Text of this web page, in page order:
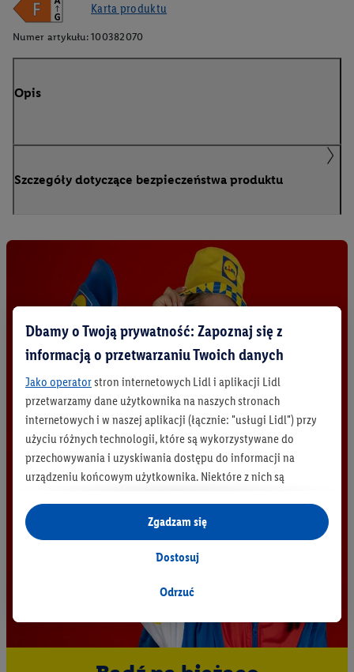
Karta produktu
Numer artykułu: 100382070
Opis
Szczegóły dotyczące bezpieczeństwa produktu
Dbamy o Twoją prywatność: Zapoznaj się z
informacją o przetwarzaniu Twoich danych
Jako operatorstron internetowych Lidl i aplikacji Lidl
przetwarzamy dane użytkownika na naszych stronach
internetowych i w naszej aplikacji (łącznie: "usługi Lidl") przy
użyciu różnych technologii, które są wykorzystywane do
przechowywania i uzyskiwania dostępu do informacji na
urządzeniu końcowym użytkownika. Niektóre z nich są
są za zgodą użytkownika - również przez partnerów (
jako odrębnych
administratorów lub współadministratorów
danych osobowych; w związku z IAB TCF łącznie
generowania statystyk lub prezentowania
Przetwarzanie danych na potrzeby personalizacji reklam
odbywa się w celu kontrolowania naszych własnych reklam i
umożliwienia podmiotom trzecim wyświetlania treści
Odrzuć
Dostosuj
Zgadzam się